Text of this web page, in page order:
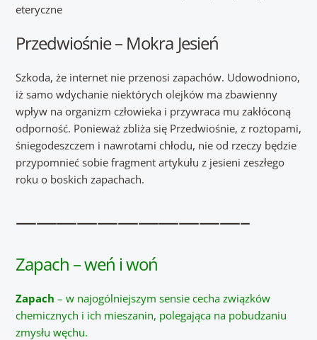
eteryczne
Przedwiośnie – Mokra Jesień
Szkoda, że internet nie przenosi zapachów. Udowodniono,
iż samo wdychanie niektórych olejków ma zbawienny
wpływ na organizm człowieka i przywraca mu zakłóconą
odporność. Ponieważ zbliża się Przedwiośnie, z roztopami,
śniegodeszczem i nawrotami chłodu, nie od rzeczy będzie
przypomnieć sobie fragment artykułu z jesieni zeszłego
roku o boskich zapachach.
———————————–
Zapach – weń i woń
Zapach – w najogólniejszym sensie cecha związków
chemicznych i ich mieszanin, polegająca na pobudzaniu
zmysłu węchu.